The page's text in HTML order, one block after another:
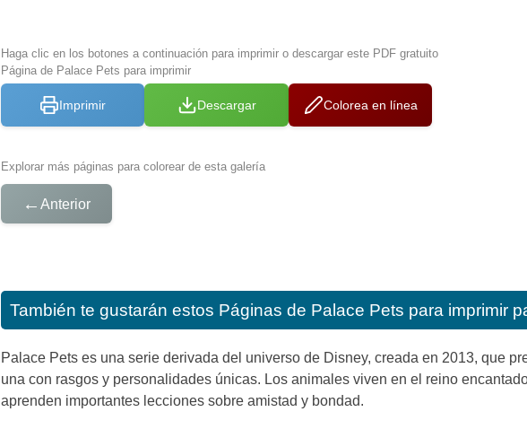
Haga clic en los botones a continuación para imprimir o descargar este PDF gratuito
Página de Palace Pets para imprimir
Imprimir Descargar Colorea en línea
Explorar más páginas para colorear de esta galería
← Anterior
También te gustarán estos Páginas de Palace Pets para imprimir
Palace Pets es una serie derivada del universo de Disney, creada en 2013, que
una con rasgos y personalidades únicas. Los animales viven en el reino
aprenden importantes lecciones sobre amistad y bondad.